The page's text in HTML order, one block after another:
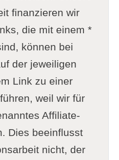
finanzieren wir
die mit einem *
können bei
der jeweiligen
Link zu einer
weil wir für
Affiliate-
Dies beeinflusst
nicht, der